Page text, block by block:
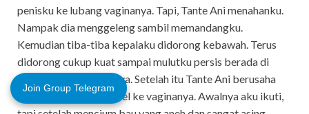
penisku ke lubang vaginanya. Tapi, Tante Ani menahanku.
Nampak dia menggeleng sambil memandangku.
Kemudian tiba-tiba kepalaku didorong kebawah. Terus
didorong cukup kuat sampai mulutku persis berada di
depan lubang vaginanya. Setelah itu Tante Ani berusaha
agar mulutku menempel ke vaginanya. Awalnya aku ikuti,
Join Group Telegram